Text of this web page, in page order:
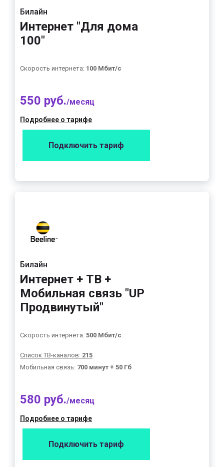
Билайн
Интернет "Для дома
100"
Скорость интернета: 100 Мбит/с
550 руб./месяц
Подробнее о тарифе
Подключить тариф
Билайн
Интернет + ТВ +
Мобильная связь "UP
Продвинутый"
Скорость интернета: 500 Мбит/с
Список ТВ-каналов: 215
Мобильная связь: 700 минут + 50 Гб
580 руб./месяц
Подробнее о тарифе
Подключить тариф